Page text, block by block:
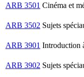
ARB 3501 Cinéma et
ARB 3502 Sujets
ARB 3901 Introduction
ARB 3902 Sujets